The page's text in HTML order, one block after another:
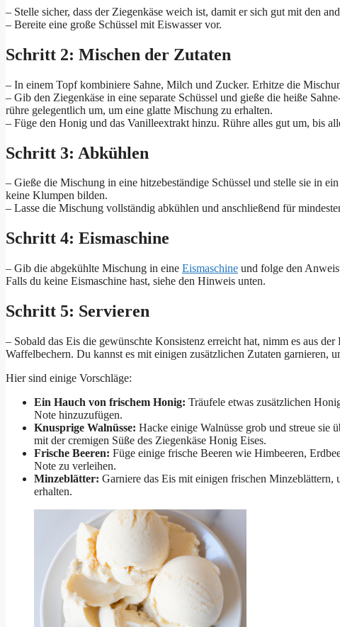
– Stelle sicher, dass der Ziegenkäse weich ist, damit er sich gut mit den
– Bereite eine große Schüssel mit Eiswasser vor.
Schritt 2: Mischen der Zutaten
– In einem Topf kombiniere Sahne, Milch und Zucker. Erhitze die
– Gib den Ziegenkäse in eine separate Schüssel und gieße die heiße
rühre gelegentlich um, um eine glatte Mischung zu erhalten.
– Füge den Honig und das Vanilleextrakt hinzu. Rühre alles gut um, bis
Schritt 3: Abkühlen
– Gieße die Mischung in eine hitzebeständige Schüssel und stelle sie in
keine Klumpen bilden.
– Lasse die Mischung vollständig abkühlen und anschließend für
Schritt 4: Eismaschine
– Gib die abgekühlte Mischung in eine Eismaschine und folge den
Falls du keine Eismaschine hast, siehe den Hinweis unten.
Schritt 5: Servieren
– Sobald das Eis die gewünschte Konsistenz erreicht hat, nimm es aus
Waffelbechern. Du kannst es mit einigen zusätzlichen Zutaten garnieren,
Hier sind einige Vorschläge:
Ein Hauch von frischem Honig: Träufele etwas zusätzlichen
Note hinzuzufügen.
Knusprige Walnüsse: Hacke einige Walnüsse grob und streue sie
mit der cremigen Süße des Ziegenkäse Honig Eises.
Frische Beeren: Füge einige frische Beeren wie Himbeeren,
Note zu verleihen.
Minzeblätter: Garniere das Eis mit einigen frischen
erhalten.